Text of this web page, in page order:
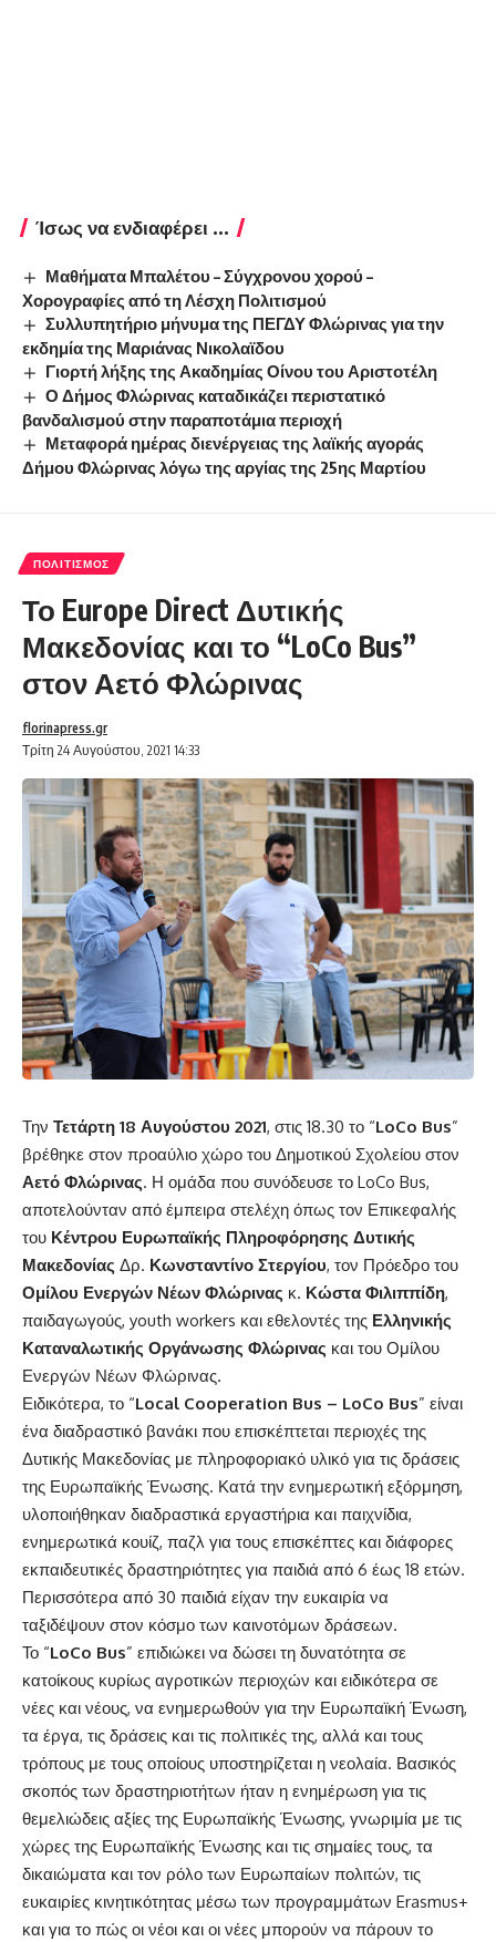
Ίσως να ενδιαφέρει ...
Μαθήματα Μπαλέτου – Σύγχρονου χορού –
Χορογραφίες από τη Λέσχη Πολιτισμού
Συλλυπητήριο μήνυμα της ΠΕΓΔΥ Φλώρινας για την
εκδημία της Μαριάνας Νικολαϊδου
Γιορτή λήξης της Ακαδημίας Οίνου του Αριστοτέλη
Ο Δήμος Φλώρινας καταδικάζει περιστατικό
βανδαλισμού στην παραποτάμια περιοχή
Μεταφορά ημέρας διενέργειας της λαϊκής αγοράς
Δήμου Φλώρινας λόγω της αργίας της 25ης Μαρτίου
ΠΟΛΙΤΙΣΜΌΣ
Το Europe Direct Δυτικής
Μακεδονίας και το “LoCo Bus”
στον Αετό Φλώρινας
Τρίτη 24 Αυγούστου, 2021 14:33
florinapress.gr
Την Τετάρτη 18 Αυγούστου 2021, στις 18.30 το “LoCo Bus”
βρέθηκε στον προαύλιο χώρο του Δημοτικού Σχολείου στον
Αετό Φλώρινας. Η ομάδα που συνόδευσε το LoCo Bus,
αποτελούνταν από έμπειρα στελέχη όπως τον Επικεφαλής
του Κέντρου Ευρωπαϊκής Πληροφόρησης Δυτικής
Μακεδονίας Δρ. Κωνσταντίνο Στεργίου, τον Πρόεδρο του
Ομίλου Ενεργών Νέων Φλώρινας κ. Κώστα Φιλιππίδη,
παιδαγωγούς, youth workers και εθελοντές της Ελληνικής
Καταναλωτικής Οργάνωσης Φλώρινας και του Ομίλου
Ενεργών Νέων Φλώρινας.
Ειδικότερα, το “Local Cooperation Bus – LoCo Bus” είναι
ένα διαδραστικό βανάκι που επισκέπτεται περιοχές της
Δυτικής Μακεδονίας με πληροφοριακό υλικό για τις δράσεις
της Ευρωπαϊκής Ένωσης. Κατά την ενημερωτική εξόρμηση,
υλοποιήθηκαν διαδραστικά εργαστήρια και παιχνίδια,
ενημερωτικά κουίζ, παζλ για τους επισκέπτες και διάφορες
εκπαιδευτικές δραστηριότητες για παιδιά από 6 έως 18 ετών.
Περισσότερα από 30 παιδιά είχαν την ευκαιρία να
ταξιδέψουν στον κόσμο των καινοτόμων δράσεων.
Το “LoCo Bus” επιδιώκει να δώσει τη δυνατότητα σε
κατοίκους κυρίως αγροτικών περιοχών και ειδικότερα σε
νέες και νέους, να ενημερωθούν για την Ευρωπαϊκή Ένωση,
τα έργα, τις δράσεις και τις πολιτικές της, αλλά και τους
τρόπους με τους οποίους υποστηρίζεται η νεολαία. Βασικός
σκοπός των δραστηριοτήτων ήταν η ενημέρωση για τις
θεμελιώδεις αξίες της Ευρωπαϊκής Ένωσης, γνωριμία με τις
χώρες της Ευρωπαϊκής Ένωσης και τις σημαίες τους, τα
δικαιώματα και τον ρόλο των Ευρωπαίων πολιτών, τις
ευκαιρίες κινητικότητας μέσω των προγραμμάτων Erasmus+
και για το πώς οι νέοι και οι νέες μπορούν να πάρουν το